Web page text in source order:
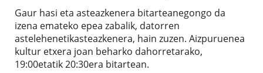
Gaur hasi eta asteazkenera bitarteanegongo da
izena emateko epea zabalik, datorren
astelehenetikasteazkenera, hain zuzen. Aizpuruenea
kultur etxera joan beharko dahorretarako,
19:00etatik 20:30era bitartean.